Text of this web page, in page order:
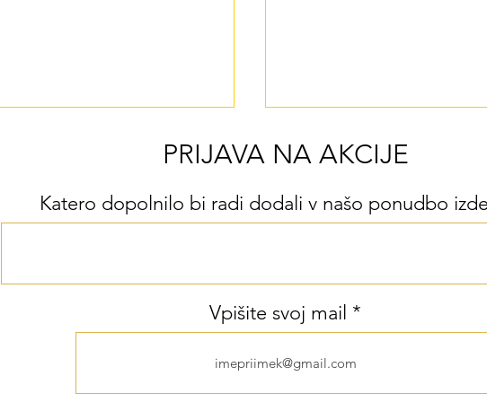
Kombinacija vadbe za moč z
Kombinacija telesne vadbe
ribjega olja vas naredi
pametnejše
PRIJAVA NA AKCIJE
Katero dopolnilo bi radi dodali v našo ponudbo
Vpišite svoj mail